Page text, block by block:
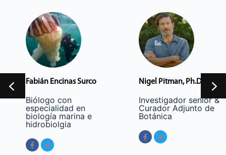
Fabián Encinas Surco
Biólogo con
especialidad en
biología marina e
hidrobiolgia
Nigel Pitman, Ph.D.
Investigador senior &
Curador Adjunto de
Botánica